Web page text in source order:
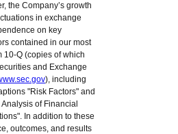
the Company’s growth
in exchange
on key
contained in our most
10-Q (copies of which
and Exchange
), including
"Risk Factors" and
of Financial
In addition to these
outcomes, and results